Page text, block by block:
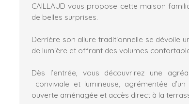
CAILLAUD vous propose cette maison
de belles surprises.
Derrière son allure traditionnelle se dévoile
de lumière et offrant des volumes
Dès l’entrée, vous découvrirez une
conviviale et lumineuse, agrémentée
ouverte aménagée et accès direct à la